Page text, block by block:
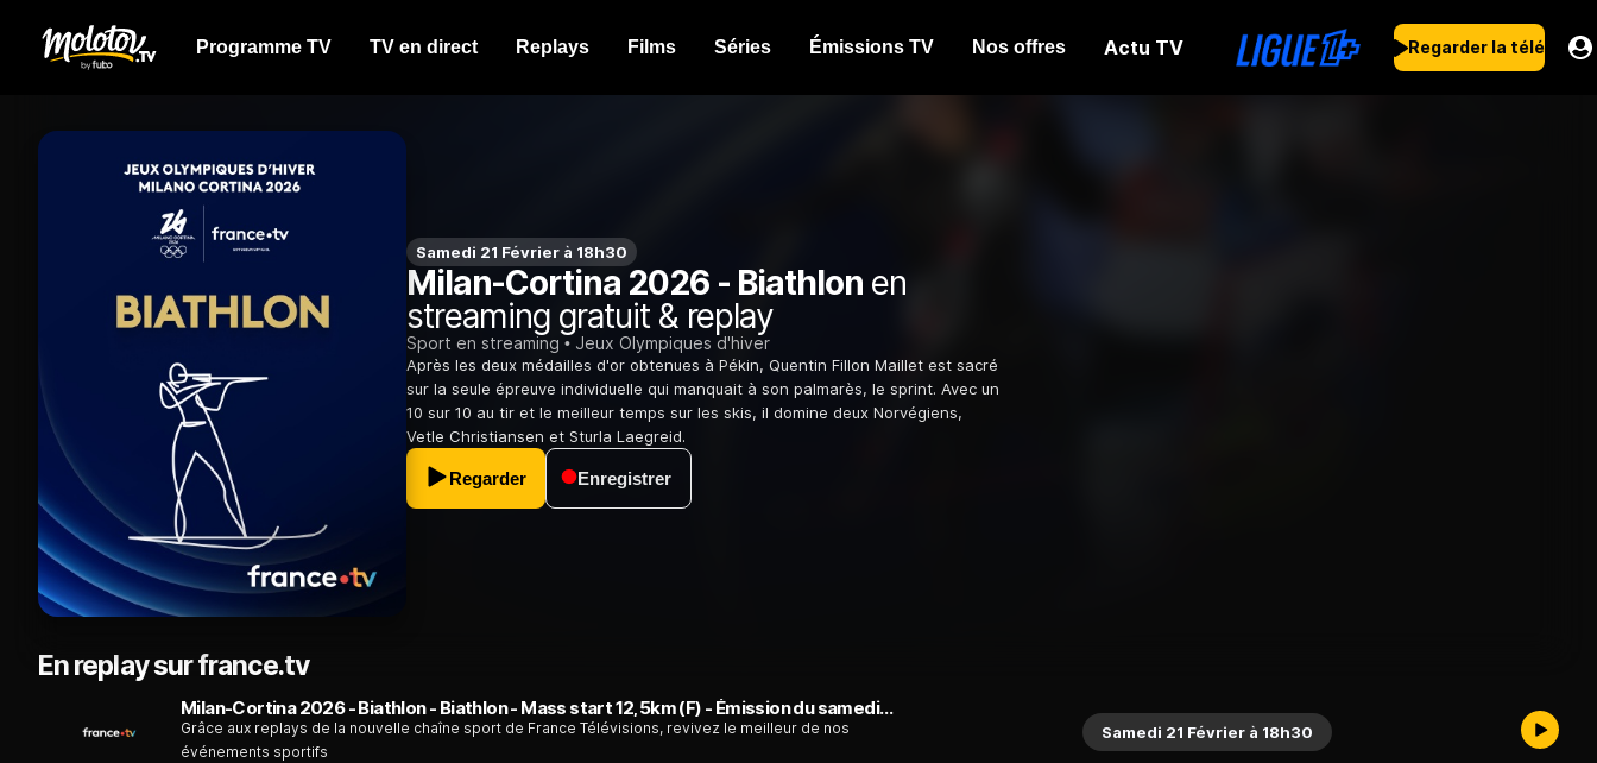
Programme TV TV en direct Replays Films Séries Émissions TV Nos offres Actu TV Regarder la télé
Samedi 21 Février à 18h30
Milan-Cortina 2026 - Biathlon en
streaming gratuit & replay
Sport en streaming Jeux Olympiques d'hiver
Après les deux médailles d'or obtenues à Pékin, Quentin Fillon Maillet est sacré
sur la seule épreuve individuelle qui manquait à son palmarès, le sprint. Avec un
10 sur 10 au tir et le meilleur temps sur les skis, il domine deux Norvégiens,
Vetle Christiansen et Sturla Laegreid.
Regarder Enregistrer
En replay sur france.tv
Milan-Cortina 2026 - Biathlon - Biathlon - Mass start 12,5km (F) - Émission du samedi 21 février
Grâce aux replays de la nouvelle chaîne sport de France Télévisions, revivez le meilleur de nos
événements sportifs
Samedi 21 Février à 18h30